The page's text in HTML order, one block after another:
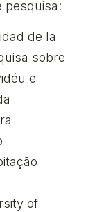
pesquisa:
de la
sobre
e
of